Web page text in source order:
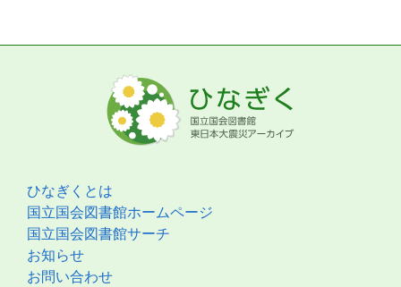
ひなぎくとは
国立国会図書館ホームページ
国立国会図書館サーチ
お知らせ
お問い合わせ